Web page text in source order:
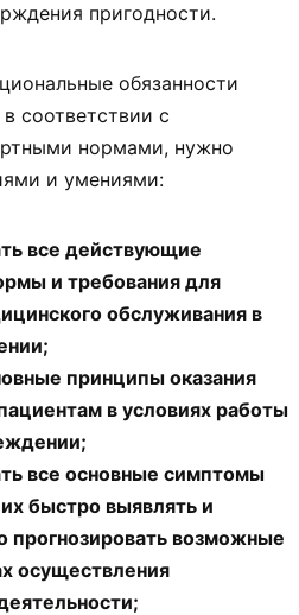
пригодности.
обязанности
соответствии с
нормами, нужно
и умениями:
все действующие
и требования для
обслуживания в
принципы оказания
в условиях работы
все основные симптомы
быстро выявлять и
прогнозировать возможные
осуществления